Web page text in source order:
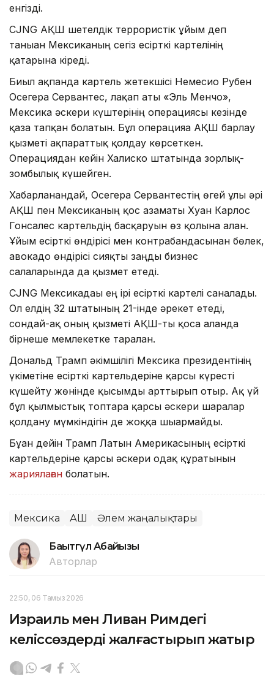
енгізді.
CJNG АҚШ шетелдік террористік ұйым деп
таныған Мексиканың сегіз есірткі картелінің
қатарына кіреді.
Биыл ақпанда картель жетекшісі Немесио Рубен
Осегера Сервантес, лақап аты «Эль Менчо»,
Мексика әскери күштерінің операциясы кезінде
қаза тапқан болатын. Бұл операцияға АҚШ барлау
қызметі ақпараттық қолдау көрсеткен.
Операциядан кейін Халиско штатында зорлық-
зомбылық күшейген.
Хабарланғандай, Осегера Сервантестің өгей ұлы әрі
АҚШ пен Мексиканың қос азаматы Хуан Карлос
Гонсалес картельдің басқаруын өз қолына алған.
Ұйым есірткі өндірісі мен контрабандасынан бөлек,
авокадо өндірісі сияқты заңды бизнес
салаларында да қызмет етеді.
CJNG Мексикадағы ең ірі есірткі картелі саналады.
Ол елдің 32 штатының 21-інде әрекет етеді,
сондай-ақ оның қызметі АҚШ-ты қоса алғанда
бірнеше мемлекетке таралған.
Дональд Трамп әкімшілігі Мексика президентінің
үкіметіне есірткі картельдеріне қарсы күресті
күшейту жөнінде қысымды арттырып отыр. Ақ үй
бұл қылмыстық топтарға қарсы әскери шаралар
қолдану мүмкіндігін де жоққа шығармайды.
Бұған дейін Трамп Латын Америкасының есірткі
картельдеріне қарсы әскери одақ құратынын
жариялаған болатын.
Мексика АҚШ Әлем жаңалықтары
Бақытгүл Абайқызы
Авторлар
22:50, 06 Тамыз 2026
Израиль мен Ливан Римдегі
келіссөздерді жалғастырып жатыр